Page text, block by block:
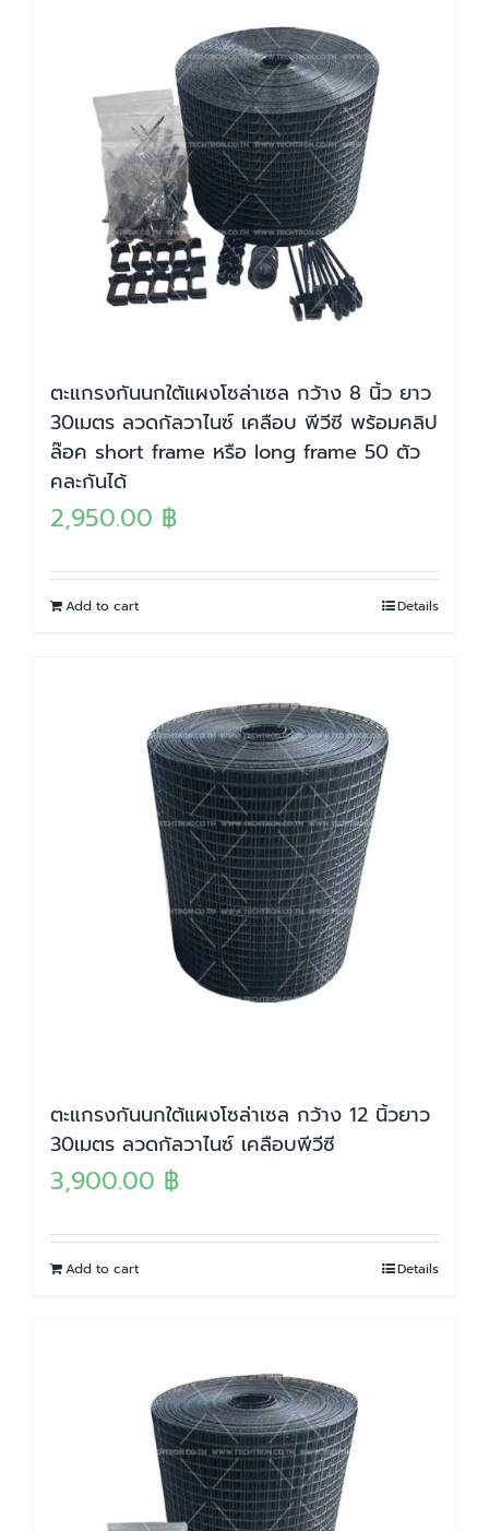
ตะแกรงกันนกใต้แผงโซล่าเซล กว้าง 8 นิ้ว ยาว
30เมตร ลวดกัลวาไนซ์ เคลือบ พีวีซี พร้อมคลิป
ล๊อค short frame หรือ long frame 50 ตัว
คละกันได้
2,950.00 ฿
Add to cart Details
ตะแกรงกันนกใต้แผงโซล่าเซล กว้าง 12 นิ้วยาว
30เมตร ลวดกัลวาไนซ์ เคลือบพีวีซี
3,900.00 ฿
Add to cart Details